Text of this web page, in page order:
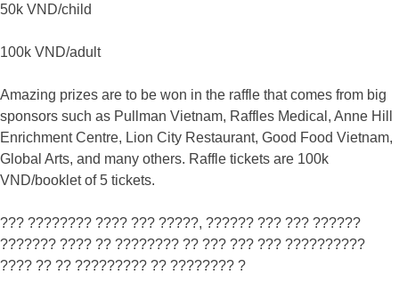
50k VND/child
100k VND/adult
Amazing prizes are to be won in the raffle that comes from big
sponsors such as Pullman Vietnam, Raffles Medical, Anne Hill
Enrichment Centre, Lion City Restaurant, Good Food Vietnam,
Global Arts, and many others. Raffle tickets are 100k
VND/booklet of 5 tickets.
??? ???????? ???? ??? ?????, ?????? ??? ??? ??????
??????? ???? ?? ???????? ?? ??? ??? ??? ??????????
???? ?? ?? ????????? ?? ???????? ?